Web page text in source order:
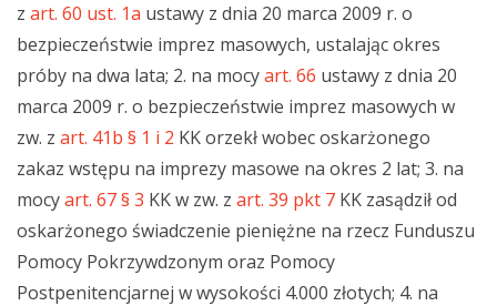
z art. 60 ust. 1a ustawy z dnia 20 marca 2009 r. o
bezpieczeństwie imprez masowych, ustalając okres
próby na dwa lata; 2. na mocyart. 66 ustawy z dnia 20
marca 2009 r. o bezpieczeństwie imprez masowych w
zw. z art. 41b § 1 i 2 KK orzekł wobec oskarżonego
zakaz wstępu na imprezy masowe na okres 2 lat; 3. na
mocyart. 67 § 3 KK w zw. z art. 39 pkt 7 KK zasądził od
oskarżonego świadczenie pieniężne na rzecz Funduszu
Pomocy Pokrzywdzonym oraz Pomocy
Postpenitencjarnej w wysokości 4.000 złotych; 4. na